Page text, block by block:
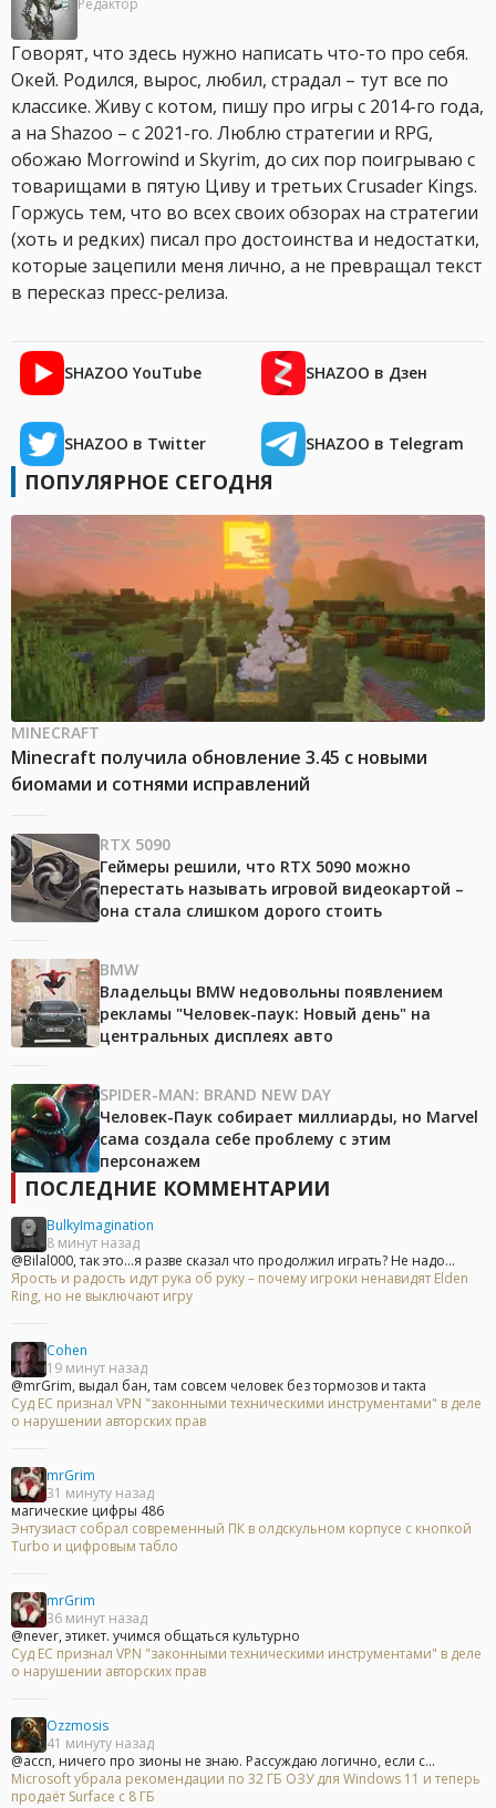
Редактор
Говорят, что здесь нужно написать что-то про себя.
Окей. Родился, вырос, любил, страдал – тут все по
классике. Живу с котом, пишу про игры с 2014-го года,
а на Shazoo – с 2021-го. Люблю стратегии и RPG,
обожаю Morrowind и Skyrim, до сих пор поигрываю с
товарищами в пятую Циву и третьих Crusader Kings.
Горжусь тем, что во всех своих обзорах на стратегии
(хоть и редких) писал про достоинства и недостатки,
которые зацепили меня лично, а не превращал текст
в пересказ пресс-релиза.
SHAZOO YouTube SHAZOO в Дзен
SHAZOO в Twitter SHAZOO в Telegram
ПОПУЛЯРНОЕ СЕГОДНЯ
MINECRAFT
Minecraft получила обновление 3.45 с новыми
биомами и сотнями исправлений
RTX 5090
Геймеры решили, что RTX 5090 можно
перестать называть игровой видеокартой –
она стала слишком дорого стоить
BMW
Владельцы BMW недовольны появлением
рекламы "Человек-паук: Новый день" на
центральных дисплеях авто
SPIDER-MAN: BRAND NEW DAY
Человек-Паук собирает миллиарды, но Marvel
сама создала себе проблему с этим
персонажем
ПОСЛЕДНИЕ КОММЕНТАРИИ
BulkyImagination
8 минут назад
@Bilal000, так это...я разве сказал что продолжил играть? Не надо...
Ярость и радость идут рука об руку – почему игроки ненавидят Elden
Ring, но не выключают игру
Cohen
19 минут назад
@mrGrim, выдал бан, там совсем человек без тормозов и такта
Суд ЕС признал VPN "законными техническими инструментами" в деле
о нарушении авторских прав
mrGrim
31 минуту назад
магические цифры 486
Энтузиаст собрал современный ПК в олдскульном корпусе с кнопкой
Turbo и цифровым табло
mrGrim
36 минут назад
@never, этикет. учимся общаться культурно
Суд ЕС признал VPN "законными техническими инструментами" в деле
о нарушении авторских прав
Ozzmosis
41 минуту назад
@accn, ничего про зионы не знаю. Рассуждаю логично, если с...
Microsoft убрала рекомендации по 32 ГБ ОЗУ для Windows 11 и теперь
продаёт Surface с 8 ГБ